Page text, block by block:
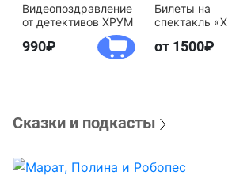
Видеопоздравление
от детективов ХРУМ
990
Билеты на
спектакль
Осторожно,
Юдо!»
от 1500
Сказки и подкасты